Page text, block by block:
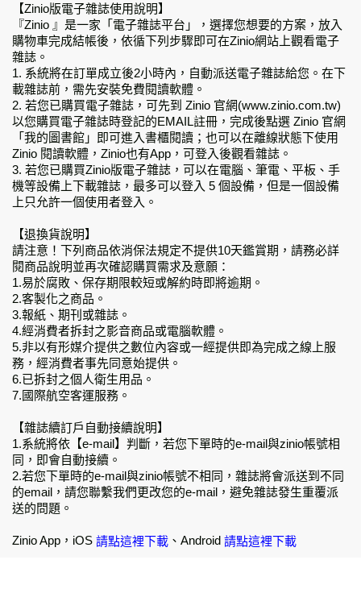
【Zinio版電子雜誌使用說明】
『Zinio 』是一家「電子雜誌平台」，選擇您想要的方案，放入
購物車完成結帳後，依循下列步驟即可在Zinio網站上觀看電子
雜誌。
1. 系統將在訂單成立後2小時內，自動派送電子雜誌給您。在下
載雜誌前，需先安裝免費閱讀軟體。
2. 若您已購買電子雜誌，可先到 Zinio 官網(www.zinio.com.tw)
以您購買電子雜誌時登記的EMAIL註冊，完成後點選 Zinio 官網
「我的圖書館」即可進入書櫃閱讀；也可以在離線狀態下使用
Zinio 閱讀軟體，Zinio也有App，可登入後觀看雜誌。
3. 若您已購買Zinio版電子雜誌，可以在電腦、筆電、平板、手
機等設備上下載雜誌，最多可以登入 5 個設備，但是一個設備
上只允許一個使用者登入。
【退換貨說明】
請注意！下列商品依消保法規定不提供10天鑑賞期，請務必詳
閱商品說明並再次確認購買需求及意願：
1.易於腐敗、保存期限較短或解約時即將逾期。
2.客製化之商品。
3.報紙、期刊或雜誌。
4.經消費者拆封之影音商品或電腦軟體。
5.非以有形媒介提供之數位內容或一經提供即為完成之線上服
務，經消費者事先同意始提供。
6.已拆封之個人衛生用品。
7.國際航空客運服務。
【雜誌續訂戶自動接續說明】
1.系統將依【e-mail】判斷，若您下單時的e-mail與zinio帳號相
同，即會自動接續。
2.若您下單時的e-mail與zinio帳號不相同，雜誌將會派送到不同
的email，請您聯繫我們更改您的e-mail，避免雜誌發生重覆派
送的問題。
Zinio App，iOS 請點這裡下載 、Android 請點這裡下載